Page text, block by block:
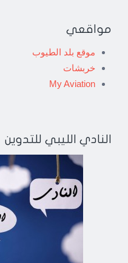
مواقعي
موقع بلد الطيوب
خربشات
My Aviation
النادي الليبي للتدوين